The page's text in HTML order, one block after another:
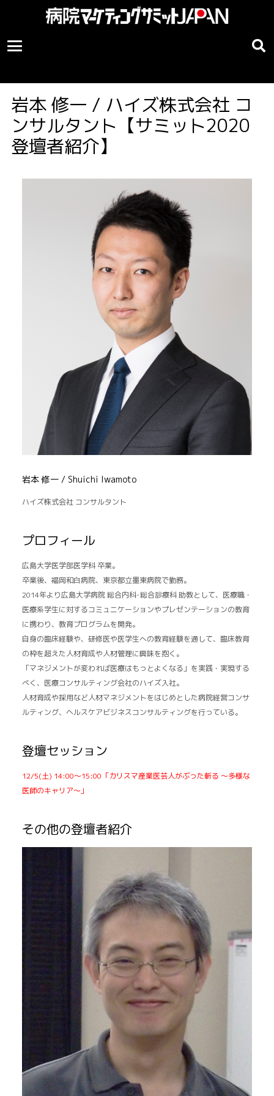
岩本 修一 / ハイズ株式会社 コ
ンサルタント【サミット2020
登壇者紹介】
岩本 修一 / Shuichi Iwamoto
ハイズ株式会社 コンサルタント
プロフィール
広島大学医学部医学科 卒業。
卒業後、福岡和白病院、東京都立墨東病院で勤務。
2014年より広島大学病院 総合内科･総合診療科 助教として、医療職・
医療系学生に対するコミュニケーションやプレゼンテーションの教育
に携わり、教育プログラムを開発。
自身の臨床経験や、研修医や医学生への教育経験を通して、臨床教育
の枠を超えた人材育成や人材管理に興味を抱く。
「マネジメントが変われば医療はもっとよくなる」を実践・実現する
べく、医療コンサルティング会社のハイズ入社。
人材育成や採用など人材マネジメントをはじめとした病院経営コンサ
ルティング、ヘルスケアビジネスコンサルティングを行っている。
登壇セッション
12/5(土) 14:00～15:00「カリスマ産業医芸人がぶった斬る ～多様な
医師のキャリア～」
その他の登壇者紹介